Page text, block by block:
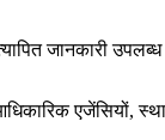
जानकारी
एजेंसियों,